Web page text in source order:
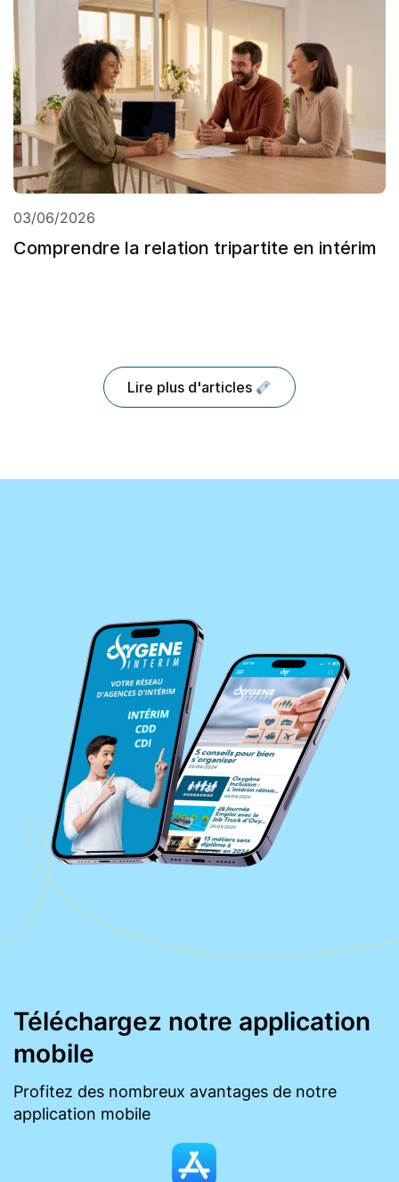
03/06/2026
Comprendre la relation tripartite en intérim
Lire plus d'articles
Téléchargez notre application
mobile
Profitez des nombreux avantages de notre
application mobile